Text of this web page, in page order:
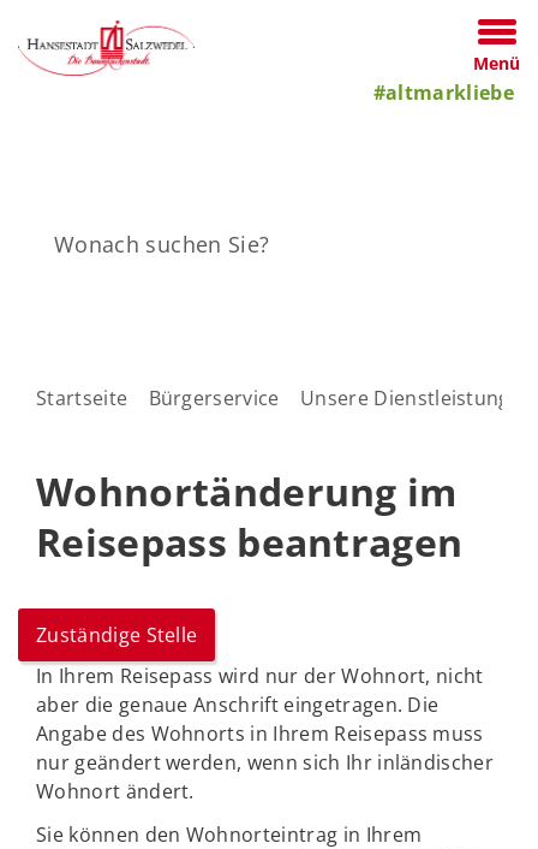
Menü
#altmarkliebe
Startseite Bürgerservice Unsere Dienstleistungen
Wohnortänderung im
Reisepass beantragen
Zuständige Stelle
In Ihrem Reisepass wird nur der Wohnort, nicht
aber die genaue Anschrift eingetragen. Die
Angabe des Wohnorts in Ihrem Reisepass muss
nur geändert werden, wenn sich Ihr inländischer
Wohnort ändert.
Sie können den Wohnorteintrag in Ihrem